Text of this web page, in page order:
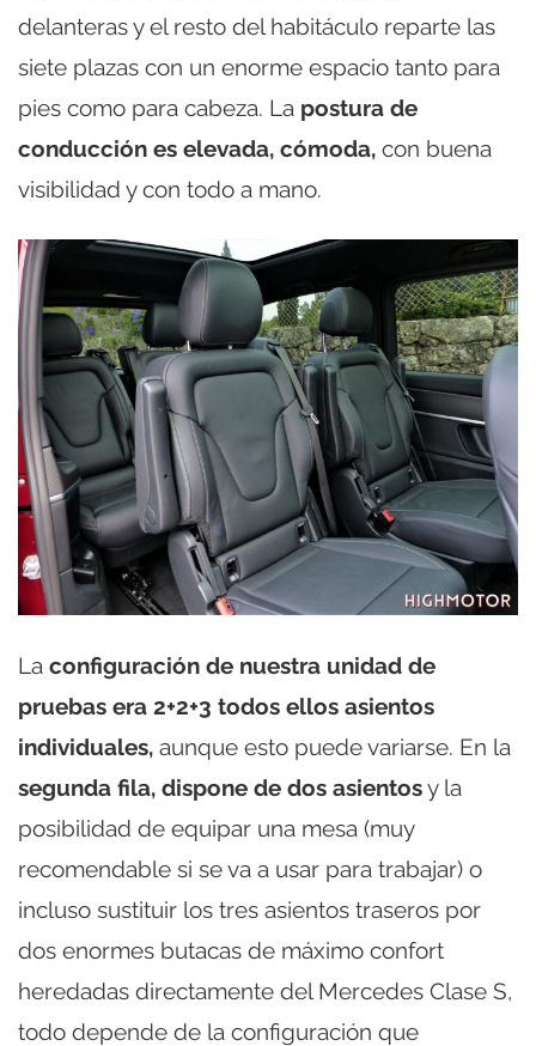
delanteras y el resto del habitáculo reparte las
siete plazas con un enorme espacio tanto para
pies como para cabeza. La postura de
conducción es elevada, cómoda, con buena
visibilidad y con todo a mano.
La configuración de nuestra unidad de
pruebas era 2+2+3 todos ellos asientos
individuales, aunque esto puede variarse. En la
segunda fila, dispone de dos asientosy la
posibilidad de equipar una mesa (muy
recomendable si se va a usar para trabajar) o
incluso sustituir los tres asientos traseros por
dos enormes butacas de máximo confort
heredadas directamente del Mercedes Clase S,
todo depende de la configuración que